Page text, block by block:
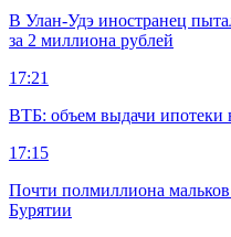
В Улан-Удэ иностранец
за 2 миллиона рублей
17:21
ВТБ: объем выдачи ипотеки
17:15
Почти полмиллиона
Бурятии